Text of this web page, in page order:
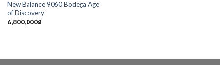
wishlist
New Balance 9060 Bodega Age
of Discovery
6,800,000₫